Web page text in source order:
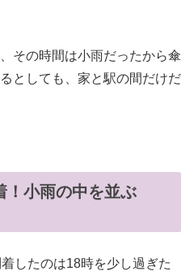
その時間は小雨だったから傘
としても、家と駅の間だけだ
！小雨の中を並ぶ
したのは18時を少し過ぎた